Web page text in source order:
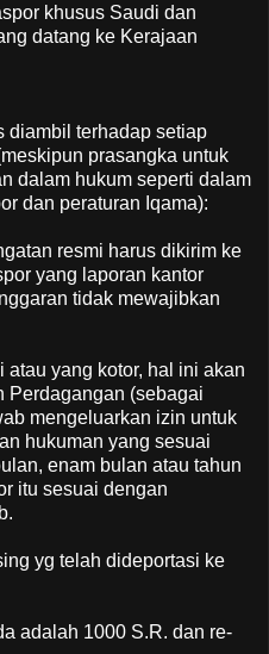
khusus Saudi dan
datang ke Kerajaan
diambil terhadap setiap
prasangka untuk
dalam hukum seperti dalam
dan peraturan Iqama):
resmi harus dikirim ke
yang laporan kantor
tidak mewajibkan
yang kotor, hal ini akan
Perdagangan (sebagai
mengeluarkan izin untuk
hukuman yang sesuai
enam bulan atau tahun
itu sesuai dengan
yg telah dideportasi ke
adalah 1000 S.R. dan re-